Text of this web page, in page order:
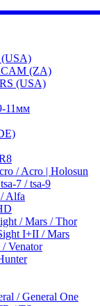
(ZA)
(USA)
11мм
/ Acro | Holosun
7 / tsa-9
Alfa
/ Mars / Thor
I+II / Mars
Venator
/ General One